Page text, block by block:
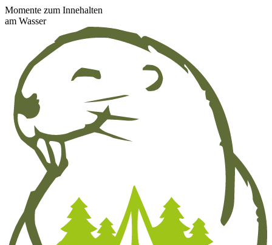
Momente zum Innehalten
am Wasser